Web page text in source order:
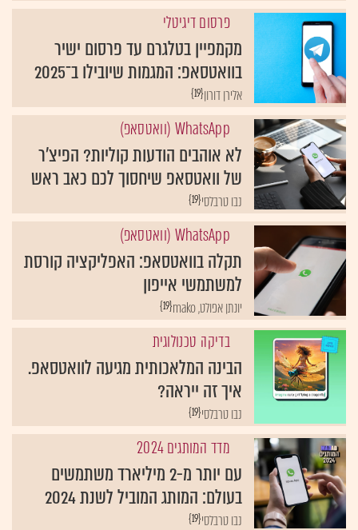
פרסום דיגיטלי
מקמפיין בטלגרם עד פרסום ישיר
בוואטסאפ: המגמות שיובילו ב־2025
{19}אלירן דורון
WhatsApp (וואטסאפ)
לא אוהבים הודעות קוליות? הפיצ'ר
של וואטסאפ שיחסוך לכם כאב ראש
{19}נבו טרבלסי
WhatsApp (וואטסאפ)
תקלה בוואטסאפ: האפליקציה קורסת
למשתמשי אייפון
{19} יונתן אפולט, mako
בדיקה טכנולוגית
הבינה המלאכותית מגיעה לוואטסאפ.
איך זה ייראה?
{19}נבו טרבלסי
מדד המותגים 2024
עם יותר מ-2 מיליארד משתמשים
בעולם: המותג המוביל לשנת 2024
{19}נבו טרבלסי